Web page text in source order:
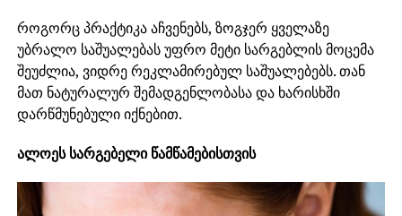
როგორც პრაქტიკა აჩვენებს, ზოგჯერ ყველაზე
უბრალო საშუალებას უფრო მეტი სარგებლის მოცემა
შეუძლია, ვიდრე რეკლამირებულ საშუალებებს. თან
მათ ნატურალურ შემადგენლობასა და ხარისხში
დარწმუნებული იქნებით.
ალოეს სარგებელი წამწამებისთვის